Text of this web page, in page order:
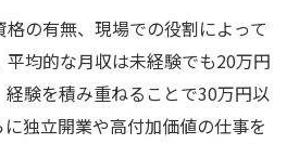
での独立成功例とリアルな声
験を活かす新しい働き方とは
プにつながる外壁塗装の資格
の有無、現場での役割によって
均的な月収は未経験でも20万円
験を積み重ねることで30万円以
独立開業や高付加価値の仕事を